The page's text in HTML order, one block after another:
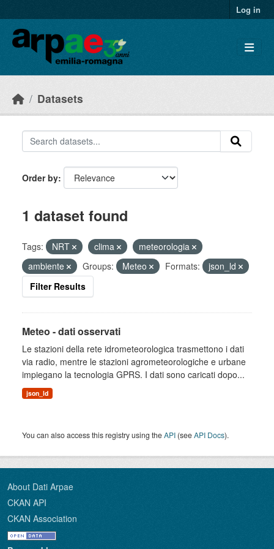
Log in
Datasets
Order by
1 dataset found
Tags: NRT clima
meteorologia
ambiente
Groups: Meteo Formats:
json_ld
Filter Results
Meteo - dati osservati
Le stazioni della rete idrometeorologica trasmettono i dati
via radio, mentre le stazioni agrometeorologiche e urbane
impiegano la tecnologia GPRS. I dati sono caricati dopo...
json_ld
You can also access this registry using theAPI (seeAPI Docs).
About Dati Arpae
CKAN API
CKAN Association